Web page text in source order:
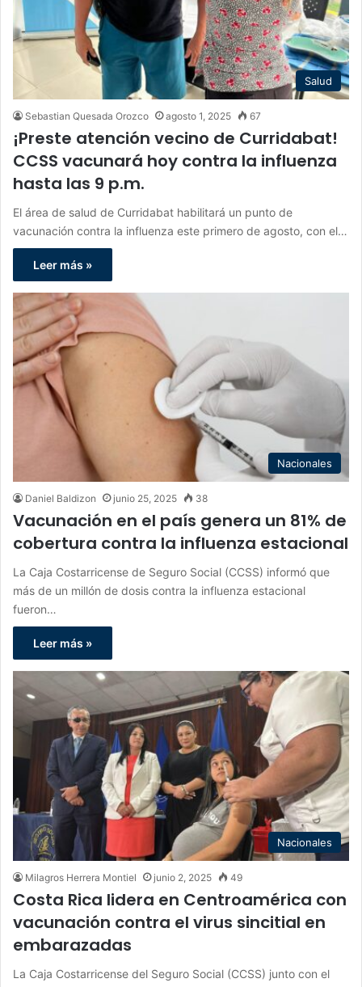
Salud
Sebastian Quesada Orozco agosto 1, 2025 67
¡Preste atención vecino de Curridabat!
CCSS vacunará hoy contra la influenza
hasta las 9 p.m.
El área de salud de Curridabat habilitará un punto de
vacunación contra la influenza este primero de agosto, con el…
Leer más »
Nacionales
Daniel Baldizon junio 25, 2025 38
Vacunación en el país genera un 81% de
cobertura contra la influenza estacional
La Caja Costarricense de Seguro Social (CCSS) informó que
más de un millón de dosis contra la influenza estacional
fueron…
Leer más »
Nacionales
Milagros Herrera Montiel junio 2, 2025 49
Costa Rica lidera en Centroamérica con
vacunación contra el virus sincitial en
embarazadas
La Caja Costarricense del Seguro Social (CCSS) junto con el